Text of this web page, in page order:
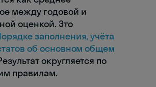
между годовой и
оценкой. Это
заполнения, учёта
об основном общем
округляется по
правилам.